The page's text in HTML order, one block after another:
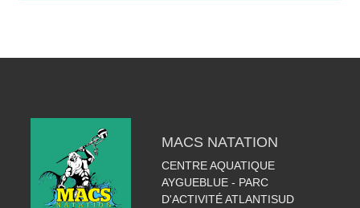
MACS NATATION
CENTRE AQUATIQUE
AYGUEBLUE - PARC
D'ACTIVITÉ ATLANTISUD